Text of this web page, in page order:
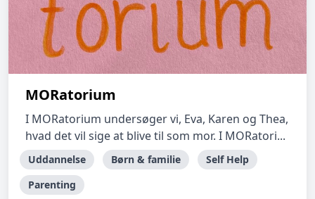
MORatorium
I MORatorium undersøger vi, Eva, Karen og Thea,
hvad det vil sige at blive til som mor. I MORatori...
Uddannelse Børn & familie
Self Help
Parenting